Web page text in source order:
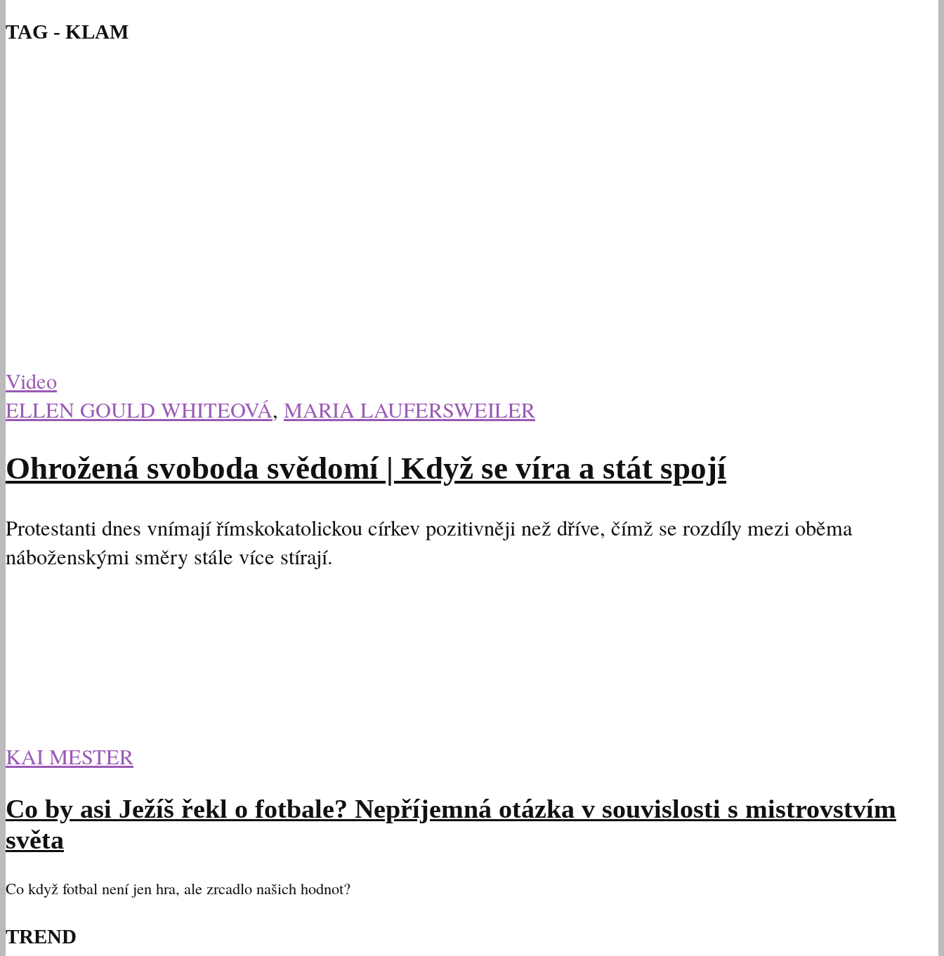
TAG - KLAM
Video
ELLEN GOULD WHITEOVÁ, MARIA LAUFERSWEILER
Ohrožená svoboda svědomí | Když se víra a stát spojí
Protestanti dnes vnímají římskokatolickou církev pozitivněji než dříve, čímž se rozdíly mezi oběma
náboženskými směry stále více stírají.
KAI MESTER
Co by asi Ježíš řekl o fotbale? Nepříjemná otázka v souvislosti s mistrovstvím
světa
Co když fotbal není jen hra, ale zrcadlo našich hodnot?
TREND